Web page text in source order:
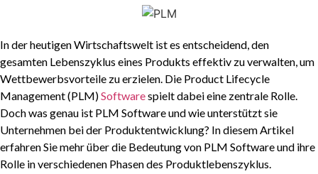
In der heutigen Wirtschaftswelt ist es entscheidend, den
gesamten Lebenszyklus eines Produkts effektiv zu verwalten, um
Wettbewerbsvorteile zu erzielen. Die Product Lifecycle
Management (PLM)Softwarespielt dabei eine zentrale Rolle.
Doch was genau ist PLM Software und wie unterstützt sie
Unternehmen bei der Produktentwicklung? In diesem Artikel
erfahren Sie mehr über die Bedeutung von PLM Software und ihre
Rolle in verschiedenen Phasen des Produktlebenszyklus.